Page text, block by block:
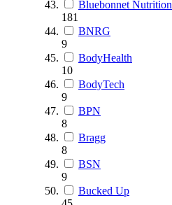
Bluebonnet Nutrition
181
BNRG
9
BodyHealth
10
BodyTech
9
BPN
8
Bragg
8
BSN
9
Bucked Up